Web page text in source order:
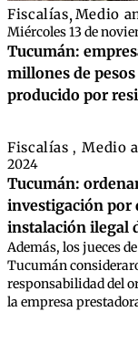
Fiscalías,Medio
Miércoles 13 de
Tucumán:
millones de
producido por
Fiscalías , Medio
2024
Tucumán:
investigación por
instalación ilegal
Además, los jueces
Tucumán
responsabilidad del
la empresa